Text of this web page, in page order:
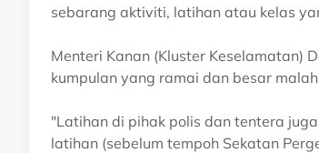
sebarang aktiviti, latihan atau kelas
Menteri Kanan (Kluster Keselamatan)
kumpulan yang ramai dan besar
"Latihan di pihak polis dan tentera
latihan (sebelum tempoh Sekatan